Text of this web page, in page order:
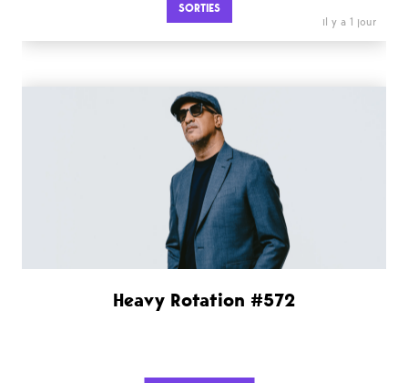
SORTIES
il y a 1 jour
Heavy Rotation #572